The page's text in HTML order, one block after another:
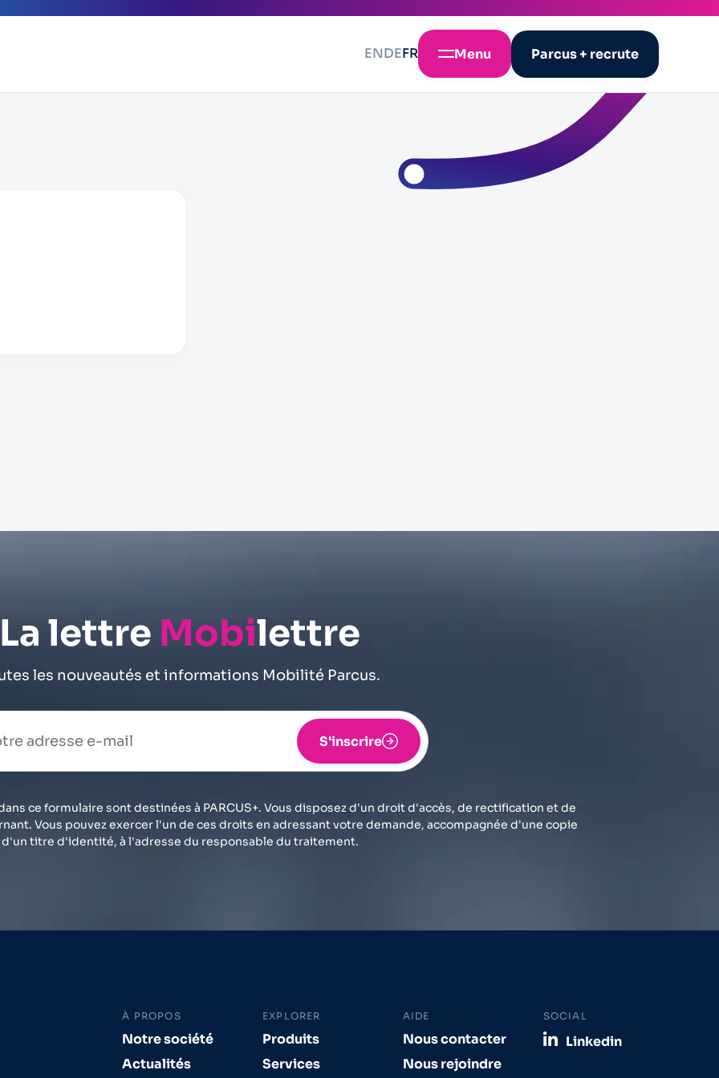
ENDEFR Menu Parcus + recrute
La lettre Mobilettre
les nouveautés et informations Mobilité Parcus.
S'inscrire
ce formulaire sont destinées à PARCUS+. Vous disposez d'un droit d'accès, de rectification et de
Vous pouvez exercer l'un de ces droits en adressant votre demande, accompagnée d'une copie
d'un titre d'identité, à l'adresse du responsable du traitement.
À PROPOS
Notre société
Actualités
EXPLORER
Produits
Services
AIDE
Nous contacter
Nous rejoindre
SOCIAL
Linkedin